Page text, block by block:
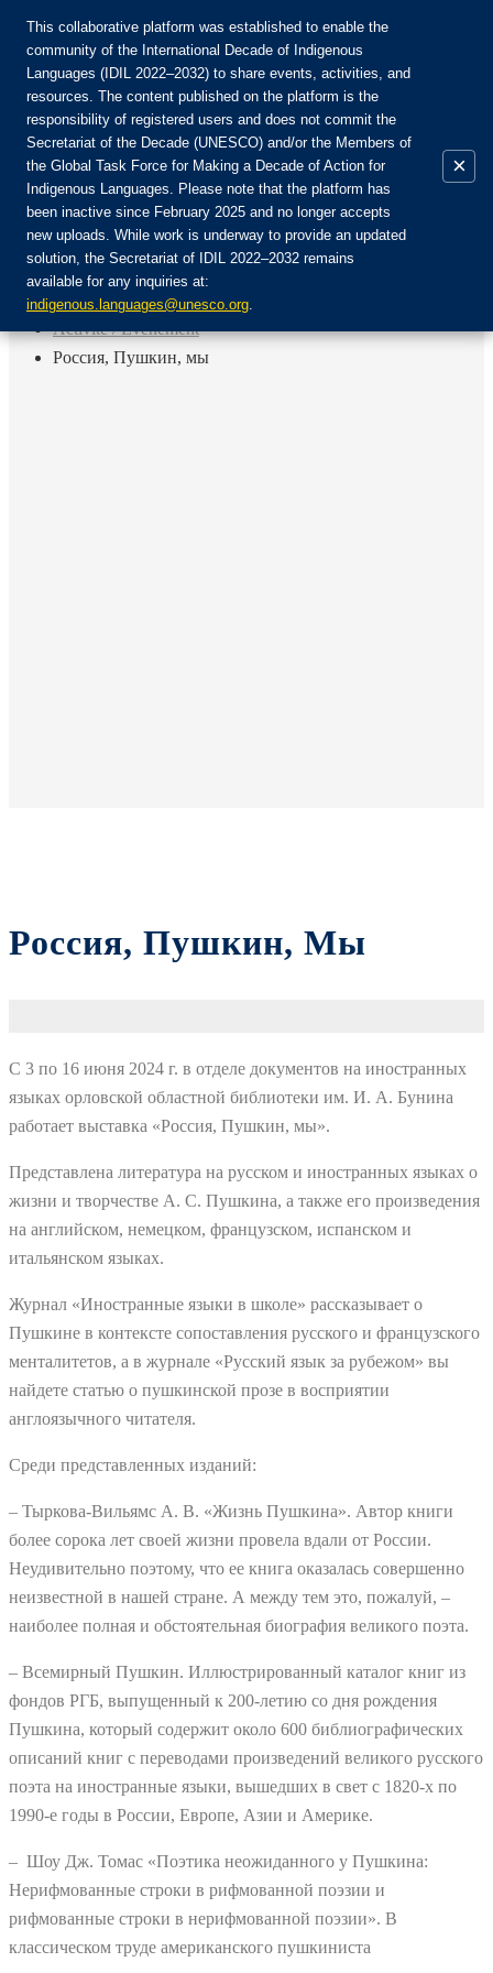
Rejoignez la communauté :
Login
FR
EN
ES
RU
Accueil
Activité / Événement
Россия, Пушкин, мы
Россия, Пушкин, Мы
С 3 по 16 июня 2024 г. в отделе документов на иностранных
языках орловской областной библиотеки им. И. А. Бунина
работает выставка «Россия, Пушкин, мы».
Представлена литература на русском и иностранных языках о
жизни и творчестве А. С. Пушкина, а также его произведения
на английском, немецком, французском, испанском и
итальянском языках.
Журнал «Иностранные языки в школе» рассказывает о
Пушкине в контексте сопоставления русского и французского
менталитетов, а в журнале «Русский язык за рубежом» вы
найдете статью о пушкинской прозе в восприятии
англоязычного читателя.
Среди представленных изданий:
– Тыркова-Вильямс А. В. «Жизнь Пушкина». Автор книги
более сорока лет своей жизни провела вдали от России.
Неудивительно поэтому, что ее книга оказалась совершенно
неизвестной в нашей стране. А между тем это, пожалуй, –
наиболее полная и обстоятельная биография великого поэта.
– Всемирный Пушкин. Иллюстрированный каталог книг из
фондов РГБ, выпущенный к 200-летию со дня рождения
Пушкина, который содержит около 600 библиографических
описаний книг с переводами произведений великого русского
поэта на иностранные языки, вышедших в свет с 1820-х по
1990-е годы в России, Европе, Азии и Америке.
– Шоу Дж. Томас «Поэтика неожиданного у Пушкина:
Нерифмованные строки в рифмованной поэзии и
рифмованные строки в нерифмованной поэзии». В
классическом труде американского пушкиниста
This collaborative platform was established to enable the
community of the International Decade of Indigenous
Languages (IDIL 2022–2032) to share events, activities, and
resources. The content published on the platform is the
responsibility of registered users and does not commit the
Secretariat of the Decade (UNESCO) and/or the Members of
the Global Task Force for Making a Decade of Action for
Indigenous Languages. Please note that the platform has
been inactive since February 2025 and no longer accepts
new uploads. While work is underway to provide an updated
solution, the Secretariat of IDIL 2022–2032 remains
available for any inquiries at:
indigenous.languages@unesco.org.
×